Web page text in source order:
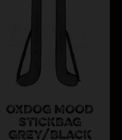
OXDOG MOOD
STICKBAG
GREY/BLACK